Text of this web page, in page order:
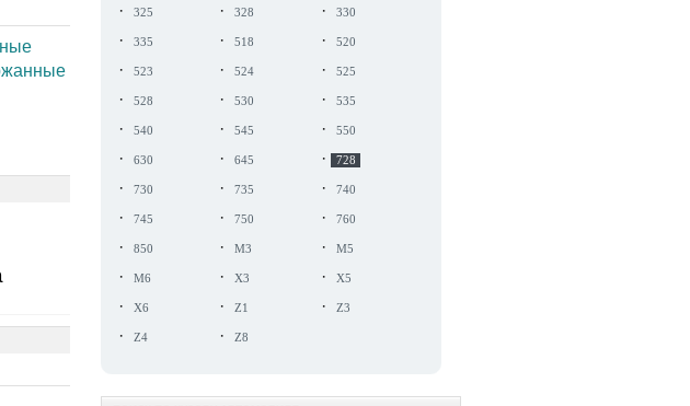
· 325 · 328 · 330
· 335 · 518 · 520
· 523 · 524 · 525
· 528 · 530 · 535
· 540 · 545 · 550
· 630 · 645 · 728
· 730 · 735 · 740
· 745 · 750 · 760
· 850 · M3 · M5
· M6 · X3 · X5
· X6 · Z1 · Z3
· Z4 · Z8